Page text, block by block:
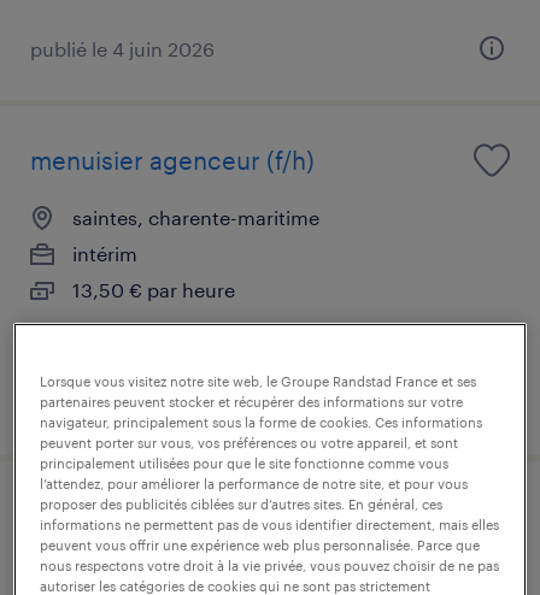
publié le 4 juin 2026
menuisier agenceur (f/h)
saintes, charente-maritime
intérim
13,50 € par heure
publié le 9 avril 2026
ouvrier d'exécution batiment (f/h)
saintes, charente-maritime
Lorsque vous visitez notre site web, le Groupe Randstad France et ses
partenaires peuvent stocker et récupérer des informations sur votre
navigateur, principalement sous la forme de cookies. Ces informations
peuvent porter sur vous, vos préférences ou votre appareil, et sont
principalement utilisées pour que le site fonctionne comme vous
l’attendez, pour améliorer la performance de notre site, et pour vous
proposer des publicités ciblées sur d’autres sites. En général, ces
informations ne permettent pas de vous identifier directement, mais elles
peuvent vous offrir une expérience web plus personnalisée. Parce que
nous respectons votre droit à la vie privée, vous pouvez choisir de ne pas
autoriser les catégories de cookies qui ne sont pas strictement